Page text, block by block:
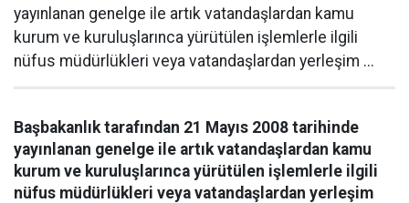
yayınlanan genelge ile artık vatandaşlardan kamu
kurum ve kuruluşlarınca yürütülen işlemlerle ilgili
nüfus müdürlükleri veya vatandaşlardan yerleşim ...
Başbakanlık tarafından 21 Mayıs 2008 tarihinde
yayınlanan genelge ile artık vatandaşlardan kamu
kurum ve kuruluşlarınca yürütülen işlemlerle ilgili
nüfus müdürlükleri veya vatandaşlardan yerleşim